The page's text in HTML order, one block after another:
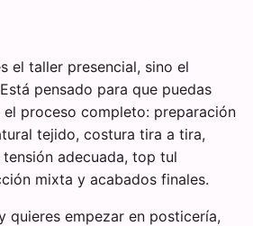
el taller presencial, sino el
pensado para que puedas
proceso completo: preparación
tejido, costura tira a tira,
adecuada, top tul
mixta y acabados finales.
quieres empezar en posticería,